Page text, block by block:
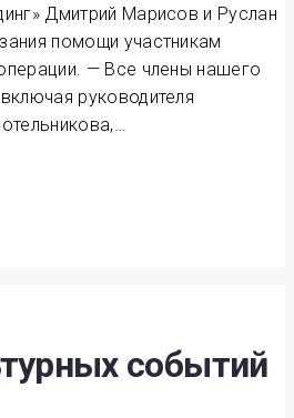
Дмитрий Марисов и Руслан
помощи участникам
— Все члены нашего
руководителя
событий